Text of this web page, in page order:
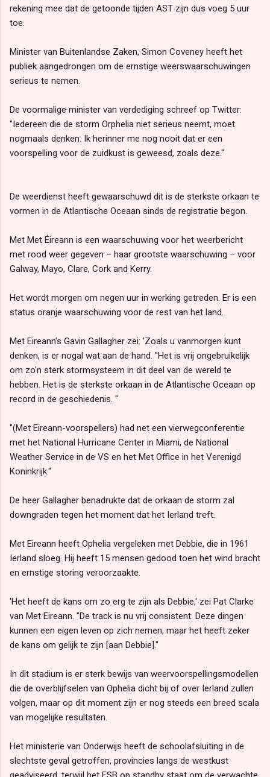
rekening mee dat de getoonde tijden AST zijn dus voeg 5 uur
toe.
Minister van Buitenlandse Zaken, Simon Coveney heeft het
publiek aangedrongen om de ernstige weerswaarschuwingen
serieus te nemen.
De voormalige minister van verdediging schreef op Twitter:
"Iedereen die de storm Orphelia niet serieus neemt, moet
nogmaals denken. Ik herinner me nog nooit dat er een
voorspelling voor de zuidkust is geweesd, zoals deze."
De weerdienst heeft gewaarschuwd dit is de sterkste orkaan te
vormen in de Atlantische Oceaan sinds de registratie begon.
Met Met Éireann is een waarschuwing voor het weerbericht
met rood weer gegeven – haar grootste waarschuwing – voor
Galway, Mayo, Clare, Cork and Kerry.
Het wordt morgen om negen uur in werking getreden. Er is een
status oranje waarschuwing voor de rest van het land.
Met Eireann's Gavin Gallagher zei: 'Zoals u vanmorgen kunt
denken, is er nogal wat aan de hand. "Het is vrij ongebruikelijk
om zo'n sterk stormsysteem in dit deel van de wereld te
hebben. Het is de sterkste orkaan in de Atlantische Oceaan op
record in de geschiedenis. "
"(Met Eireann-voorspellers) had net een vierwegconferentie
met het National Hurricane Center in Miami, de National
Weather Service in de VS en het Met Office in het Verenigd
Koninkrijk."
De heer Gallagher benadrukte dat de orkaan de storm zal
downgraden tegen het moment dat het Ierland treft.
Met Eireann heeft Ophelia vergeleken met Debbie, die in 1961
Ierland sloeg. Hij heeft 15 mensen gedood toen het wind bracht
en ernstige storing veroorzaakte.
'Het heeft de kans om zo erg te zijn als Debbie,' zei Pat Clarke
van Met Eireann. "De track is nu vrij consistent. Deze dingen
kunnen een eigen leven op zich nemen, maar het heeft zeker
de kans om gelijk te zijn [aan Debbie]."
In dit stadium is er sterk bewijs van weervoorspellingsmodellen
die de overblijfselen van Ophelia dicht bij of over Ierland zullen
volgen, maar op dit moment zijn er nog steeds een breed scala
van mogelijke resultaten.
Het ministerie van Onderwijs heeft de schoolafsluiting in de
slechtste geval getroffen, provincies langs de westkust